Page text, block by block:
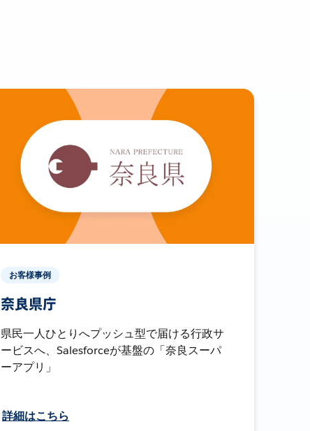
お客様事例
奈良県庁
県民一人ひとりへプッシュ型で届ける行政サ
ービスへ、Salesforceが基盤の「奈良スーパ
ーアプリ」
詳細はこちら